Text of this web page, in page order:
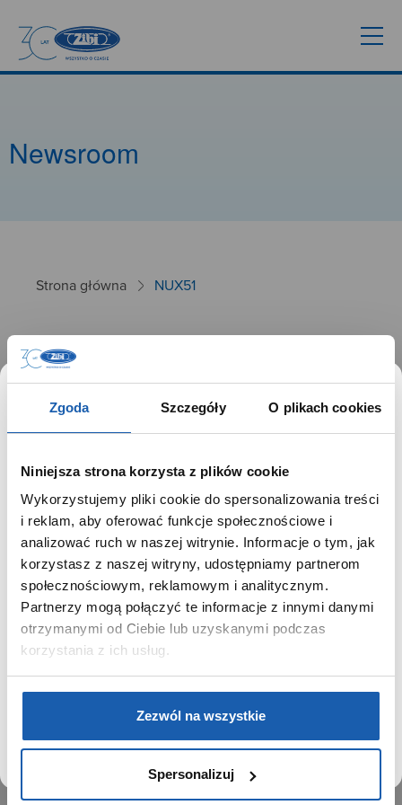
Zgoda Szczegóły O plikach cookies
Niniejsza strona korzysta z plików cookie
Wykorzystujemy pliki cookie do spersonalizowania treści
i reklam, aby oferować funkcje społecznościowe i
analizować ruch w naszej witrynie. Informacje o tym, jak
korzystasz z naszej witryny, udostępniamy partnerom
społecznościowym, reklamowym i analitycznym.
Partnerzy mogą połączyć te informacje z innymi danymi
otrzymanymi od Ciebie lub uzyskanymi podczas
korzystania z ich usług.
Zezwól na wszystkie
Spersonalizuj
Newsroom
Strona główna NUX51
NUX51
26.01.2025
GRUPA ZIBI
Historia
Misja, wizja i wartości Grupy Zibi
Ważne daty
Kariera
Zgoda na ciasteczka
PRODUKTY
Kalkulatory
SIECI SPRZEDAŻY
SZANOWNY UŻYTKOWNIKU,
SZANOWNA UŻYTKOWNICZKO
Używamy plików cookie w celach analitycznych,
statystycznych i marketingowych, w tym aby analizować
ruch w tej witrynie, optymalizować jej działanie oraz
zapamiętywać Twoje preferencje.